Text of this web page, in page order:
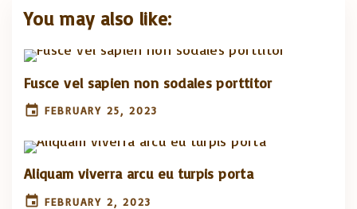
You may also like:
Fusce vel sapien non sodales porttitor
FEBRUARY 25, 2023
Aliquam viverra arcu eu turpis porta
FEBRUARY 2, 2023